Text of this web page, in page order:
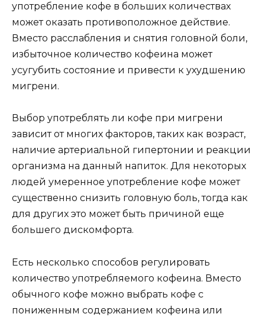
употребление кофе в больших количествах
может оказать противоположное действие.
Вместо расслабления и снятия головной боли,
избыточное количество кофеина может
усугубить состояние и привести к ухудшению
мигрени.
Выбор употреблять ли кофе при мигрени
зависит от многих факторов, таких как возраст,
наличие артериальной гипертонии и реакции
организма на данный напиток. Для некоторых
людей умеренное употребление кофе может
существенно снизить головную боль, тогда как
для других это может быть причиной еще
большего дискомфорта.
Есть несколько способов регулировать
количество употребляемого кофеина. Вместо
обычного кофе можно выбрать кофе с
пониженным содержанием кофеина или